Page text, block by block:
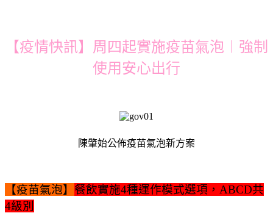
【疫情快訊】周四起實施疫苗氣泡︱強制
使用安心出行
陳肇始公佈疫苗氣泡新方案
【疫苗氣泡】 餐飲實施4種運作模式選項，ABCD共
4級別